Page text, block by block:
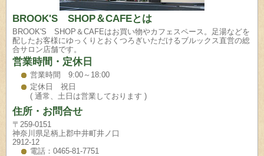
BROOK'S SHOP＆CAFEとは
BROOK'S SHOP＆CAFEはお買い物やカフェスペース。足湯などを
配したお客様にゆっくりとおくつろぎいただけるブルックス直営の総
合サロン店舗です。
営業時間・定休日
営業時間 9:00～18:00
定休日 祝日
( 通常、土日は営業しております )
住所・お問合せ
〒259-0151
神奈川県足柄上郡中井町井ノ口
2912-12
電話：0465-81-7751